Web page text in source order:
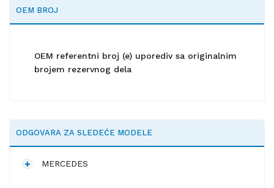
OEM BROJ
OEM referentni broj (e) uporediv sa originalnim
brojem rezervnog dela
ODGOVARA ZA SLEDEĆE MODELE
MERCEDES